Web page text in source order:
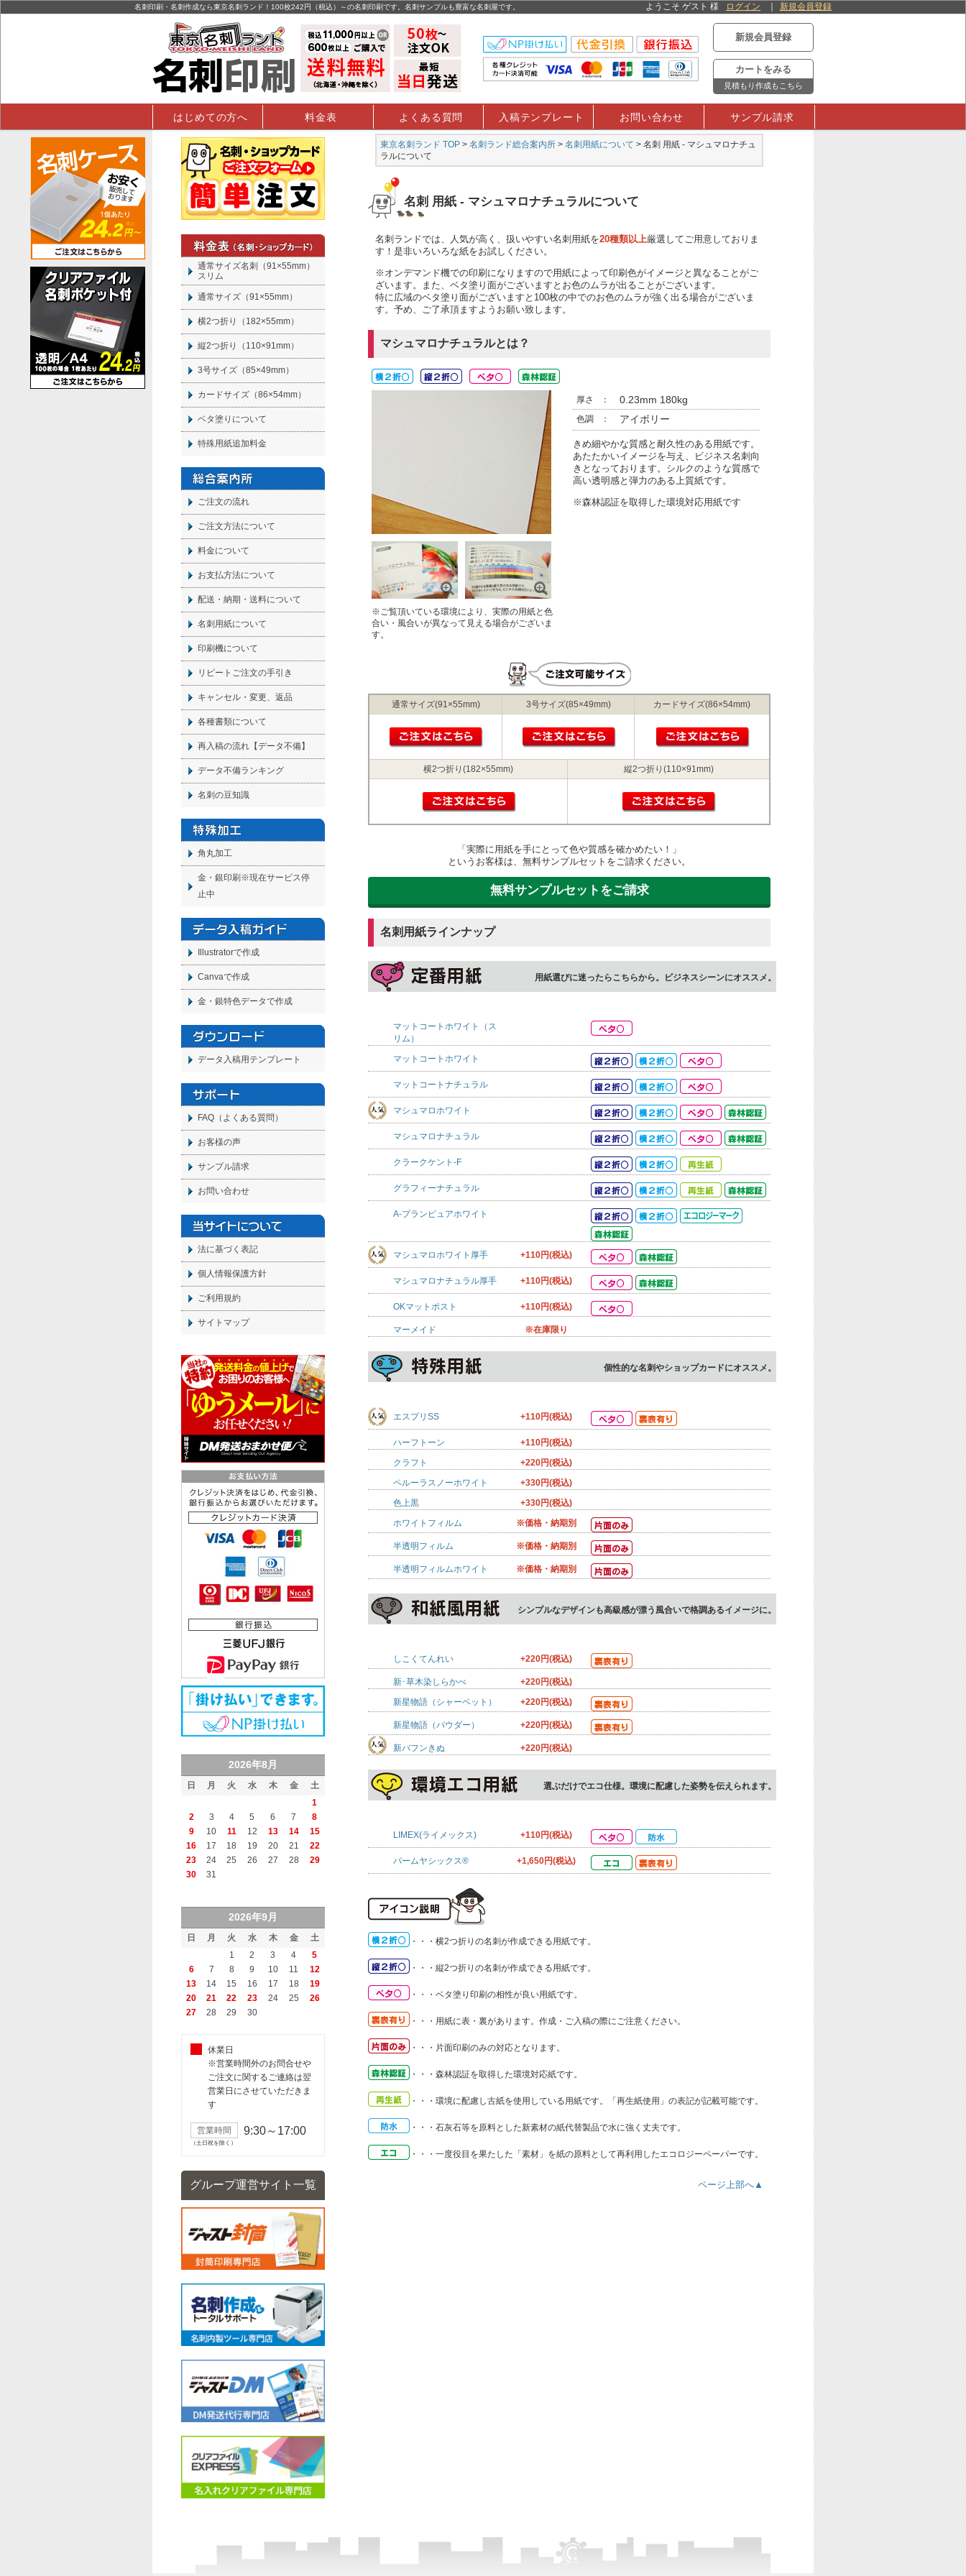
名刺印刷・名刺作成なら東京名刺ランド！100枚242円（税込）～の名刺印刷です。名刺サンプルも豊富な名刺屋です。 ようこそ ゲスト 様 ログイン 新規会員登録
新規会員登録
カートをみる
見積もり作成もこちら
はじめての方へ 料金表 よくある質問 入稿テンプレート お問い合わせ サンプル請求
東京名刺ランド TOP > 名刺ランド総合案内所 > 名刺用紙について > 名刺 用紙 - マシュマロナチュ
ラルについて
名刺 用紙 - マシュマロナチュラルについて
名刺 ランドでは、人気が高く、扱いやすい名刺 用紙を20種類以上厳選してご用意しておりま
す！是非いろいろな紙をお試しください。
※オンデマンド機での印刷になりますので用紙によって印刷色がイメージと異なることがご
ざいます。また、ベタ塗り面がございますとお色のムラが出ることがございます。
特に広域のベタ塗り面がございますと100枚の中でのお色のムラが強く出る場合がございま
す。予め、ご了承頂ますようお願い致します。
マシュマロナチュラルとは？
※ご覧頂いている環境により、実際の用紙と色
合い・風合いが異なって見える場合がございま
す。
厚さ ： 0.23mm 180kg
色調 ： アイボリー
きめ細やかな質感と耐久性のある用紙です。
あたたかいイメージを与え、ビジネス名刺向
きとなっております。シルクのような質感で
高い透明感と弾力のある上質紙です。
※森林認証を取得した環境対応用紙です
通常サイズ(91×55mm) 3号サイズ(85×49mm) カードサイズ(86×54mm)
横2つ折り(182×55mm) 縦2つ折り(110×91mm)
「実際に用紙を手にとって色や質感を確かめたい！」
というお客様は、無料サンプルセットをご請求ください。
無料サンプルセットをご請求
名刺用紙ラインナップ
用紙選びに迷ったらこちらから。ビジネスシーンにオススメ。
マットコートホワイト（ス
リム）
マットコートホワイト
マットコートナチュラル
マシュマロホワイト
マシュマロナチュラル
クラークケント-F
グラフィーナチュラル
A-プランピュアホワイト
マシュマロホワイト厚手 +110円(税込)
マシュマロナチュラル厚手 +110円(税込)
OKマットポスト +110円(税込)
マーメイド ※在庫限り
個性的な名刺やショップカードにオススメ。
エスプリSS +110円(税込)
ハーフトーン
+110円(税込)
クラフト
+220円(税込)
ペルーラスノーホワイト
+330円(税込)
色上黒
+330円(税込)
ホワイトフィルム
※価格・納期別
半透明フィルム ※価格・納期別
半透明フィルムホワイト ※価格・納期別
シンプルなデザインも高級感が漂う風合いで格調あるイメージに。
しこくてんれい +220円(税込)
新･草木染しらかべ
+220円(税込)
新星物語（シャーベット）
+220円(税込)
新星物語（パウダー） +220円(税込)
新バフンきぬ +220円(税込)
選ぶだけでエコ仕様。環境に配慮した姿勢を伝えられます。
LIMEX(ライメックス) +110円(税込)
パームヤシックス® +1,650円(税込)
・・・ 横2つ折りの名刺が作成できる用紙です。
・・・ 縦2つ折りの名刺が作成できる用紙です。
・・・ ベタ塗り印刷の相性が良い用紙です。
・・・ 用紙に表・裏があります。作成・ご入稿の際にご注意ください。
・・・ 片面印刷のみの対応となります。
・・・ 森林認証を取得した環境対応紙です。
・・・ 環境に配慮し古紙を使用している用紙です。「再生紙使用」の表記が記載可能です。
・・・ 石灰石等を原料とした新素材の紙代替製品で水に強く丈夫です。
・・・ 一度役目を果たした「素材」を紙の原料として再利用したエコロジーペーパーです。
ページ上部へ▲
通常サイズ名刺（91×55mm）
スリム
通常サイズ（91×55mm）
横2つ折り（182×55mm）
縦2つ折り（110×91mm）
3号サイズ（85×49mm）
カードサイズ（86×54mm）
ベタ塗りについて
特殊用紙追加料金
ご注文の流れ
ご注文方法について
料金について
お支払方法について
配送・納期・送料について
名刺 用紙について
印刷機について
リピートご注文の手引き
キャンセル・変更、返品
各種書類について
再入稿の流れ【データ不備】
データ不備ランキング
名刺の豆知識
角丸加工
金・銀印刷※現在サービス停
止中
Illustratorで作成
Canvaで作成
金・銀特色データで作成
データ入稿用テンプレート
FAQ（よくある質問）
お客様の声
サンプル請求
お問い合わせ
法に基づく表記
個人情報保護方針
ご利用規約
サイトマップ
2026年8月
日 月 火 水 木 金
土
1
2
3 4 5 6 7
8
9
10 11 12 13 14
15
16
17 18 19 20 21
22
23
24 25 26 27 28
29
30
31
2026年9月
日 月 火 水 木 金
土
1
2 3 4
5
6
7 8 9 10 11
12
13
14 15 16 17 18
19
20
21 22 23 24 25
26
27
28 29 30
休業日
※営業時間外のお問合せや
ご注文に関するご連絡は翌
営業日にさせていただきま
す
営業時間 9:30～17:00
（土日祝を除く）
グループ運営サイト一覧